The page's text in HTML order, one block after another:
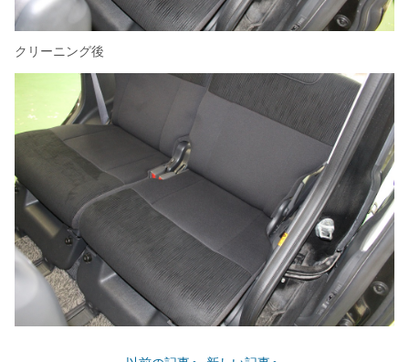
クリーニング後